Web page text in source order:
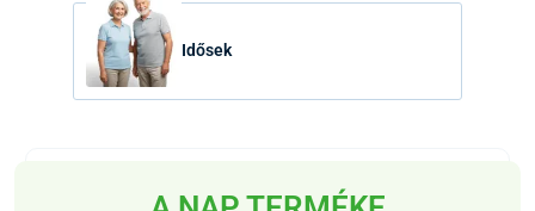
Idősek